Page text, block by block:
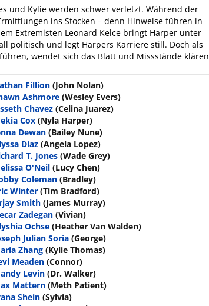
und Kylie werden schwer verletzt. Während der
ins Stocken – denn Hinweise führen in
Extremisten Leonard Kelce bringt Harper unter
politisch und legt Harpers Karriere still. Doch als
wendet sich das Blatt und Missstände klären
Fillion (John Nolan)
Ashmore (Wesley Evers)
Chavez (Celina Juarez)
Cox (Nyla Harper)
Dewan (Bailey Nune)
Diaz (Angela Lopez)
T. Jones (Wade Grey)
O'Neil (Lucy Chen)
Coleman (Bradley)
Winter (Tim Bradford)
Smith (James Murray)
Zadegan (Vivian)
Ochse (Heather Van Walden)
Julian Soria (George)
Zhang (Kylie Thomas)
Meaden (Connor)
Levin (Dr. Walker)
Mattern (Meth Patient)
Shein (Sylvia)